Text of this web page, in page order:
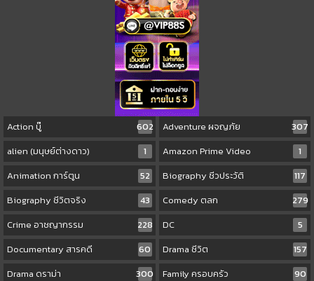
Action บู๊ 602 Adventure ผจญภัย
307
alien (มนุษย์ต่างดาว)
1 Amazon Prime Video
1
Animation การ์ตูน
52 Biography ชีวประวัติ
117
Biography ชีวิตจริง
43 Comedy ตลก
279
Crime อาชญากรรม
228 DC
5
Documentary สารคดี
60 Drama ชีวิต
157
Drama ดราม่า
300 Family ครอบครัว
90